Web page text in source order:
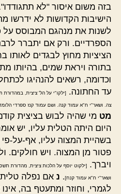
בזה משום איסור "לא
הישיבות הקדושות לא ידרשו
לשנות את מנהגם המבוסס על
הספרדיים. ורק אם יתברר
הציציות מחוץ לבגדים לאותו
בתורה ויראת שמים, בהיותו
וכדומה, רשאים להנהיגו
עד החתונה.
[ילקו"י על הל' ציצית,
צה. ושאר"י ח"א עמוד קנה. ושם עמוד קנז ספרדי
מט מי שהיה לבוש בציצית
היום היתה הטלית עליו, יש
בשהיית המצוה עליו, אף-על-
פטור מן המצוה. ויש חולקים.
ויברך.
[ילקוט יוסף על הלכות ציצית, מהדורת
ושאר"י ח"א עמוד קנח]. נ אם נפלה
לגמרי, וחוזר ומתעטף בה,